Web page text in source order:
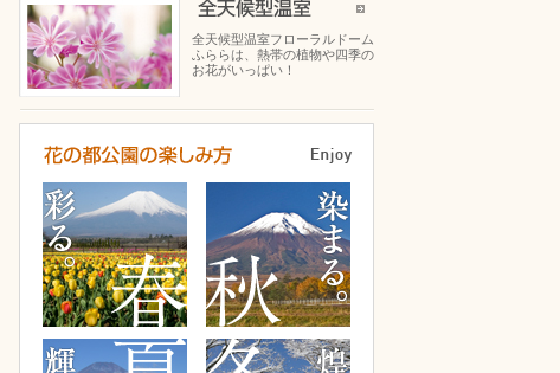
全天候型温室フローラルドーム
ふららは、熱帯の植物や四季の
お花がいっぱい！